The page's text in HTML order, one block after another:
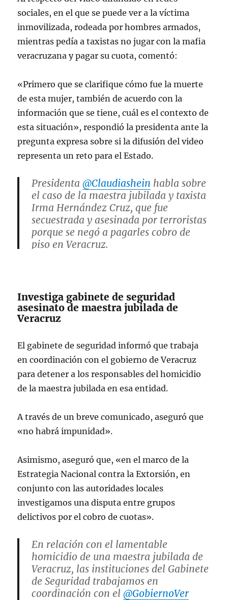
sociales, en el que se puede ver a la víctima
inmovilizada, rodeada por hombres armados,
mientras pedía a taxistas no jugar con la mafia
veracruzana y pagar su cuota, comentó:
«Primero que se clarifique cómo fue la muerte
de esta mujer, también de acuerdo con la
información que se tiene, cuál es el contexto de
esta situación», respondió la presidenta ante la
pregunta expresa sobre si la difusión del video
representa un reto para el Estado.
Presidenta@Claudiashein habla sobre
el caso de la maestra jubilada y taxista
Irma Hernández Cruz, que fue
secuestrada y asesinada por terroristas
porque se negó a pagarles cobro de
piso en Veracruz.
July 25, 2025
Investiga gabinete de seguridad
asesinato de maestra jubilada de
Veracruz
El gabinete de seguridad informó que trabaja
en coordinación con el gobierno de Veracruz
para detener a los responsables del homicidio
de la maestra jubilada en esa entidad.
A través de un breve comunicado, aseguró que
«no habrá impunidad».
Asimismo, aseguró que, «en el marco de la
Estrategia Nacional contra la Extorsión, en
conjunto con las autoridades locales
investigamos una disputa entre grupos
delictivos por el cobro de cuotas».
En relación con el lamentable
homicidio de una maestra jubilada de
Veracruz, las instituciones del Gabinete
de Seguridad trabajamos en
coordinación con el@GobiernoVer